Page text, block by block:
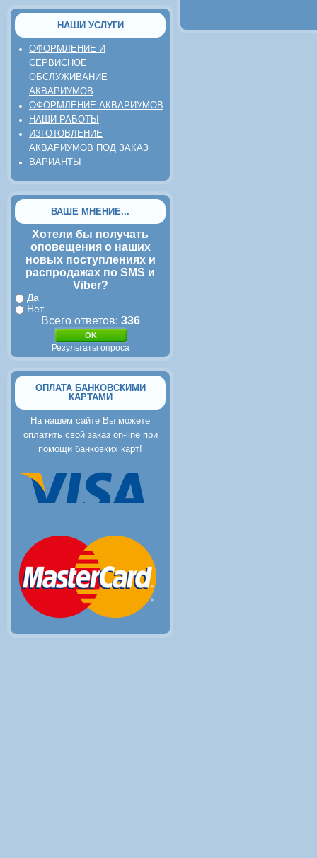
НАШИ УСЛУГИ
ОФОРМЛЕНИЕ И
СЕРВИСНОЕ
ОБСЛУЖИВАНИЕ
АКВАРИУМОВ
ОФОРМЛЕНИЕ АКВАРИУМОВ
НАШИ РАБОТЫ
ИЗГОТОВЛЕНИЕ
АКВАРИУМОВ ПОД ЗАКАЗ
ВАРИАНТЫ
ВАШЕ МНЕНИЕ...
Хотели бы получать
оповещения о наших
новых поступлениях и
распродажах по SMS и
Viber?
Да
Нет
Всего ответов: 336
Результаты опроса
ОПЛАТА БАНКОВСКИМИ
КАРТАМИ
На нашем сайте Вы можете
оплатить свой заказ on-line при
помощи банковких карт!